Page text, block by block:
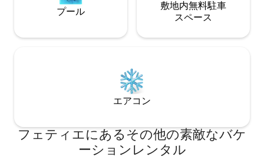
プール
敷地内無料駐⁠車
ス⁠ペ⁠ー⁠ス
エアコン
フェティエにあるその他の素敵なバケ
ーションレンタル